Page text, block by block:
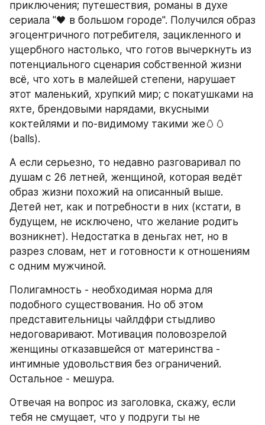
приключения; путешествия, романы в духе
сериала "🖤 в большом городе". Получился образ
эгоцентричного потребителя, зацикленного и
ущербного настолько, что готов вычеркнуть из
потенциального сценария собственной жизни
всё, что хоть в малейшей степени, нарушает
этот маленький, хрупкий мир; с покатушками на
яхте, брендовыми нарядами, вкусными
коктейлями и по-видимому такими же🥚🥚
(balls).
А если серьезно, то недавно разговаривал по
душам с 26 летней, женщиной, которая ведёт
образ жизни похожий на описанный выше.
Детей нет, как и потребности в них (кстати, в
будущем, не исключено, что желание родить
возникнет). Недостатка в деньгах нет, но в
разрез словам, нет и готовности к отношениям
с одним мужчиной.
Полигамность - необходимая норма для
подобного существования. Но об этом
представительницы чайлдфри стыдливо
недоговаривают. Мотивация половозрелой
женщины отказавшейся от материнства -
интимные удовольствия без ограничений.
Остальное - мешура.
Отвечая на вопрос из заголовка, скажу, если
тебя не смущает, что у подруги ты не